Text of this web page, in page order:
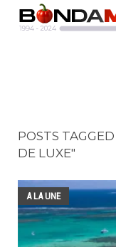
POSTS
DE LUXE"
A LA UNE